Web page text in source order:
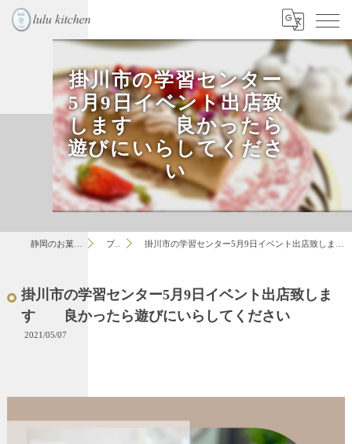
掛川市の学習センター
5月9日イベント出店致
します 良かったら
遊びにいらしてくださ
い
静岡のお菓子教室はlulu ブログ 掛川市の学習センター5月9日イベント出店致します 良かったら遊びにいらしてください
掛川市の学習センター5月9日イベント出店致しま
す 良かったら遊びにいらしてください
2021/05/07